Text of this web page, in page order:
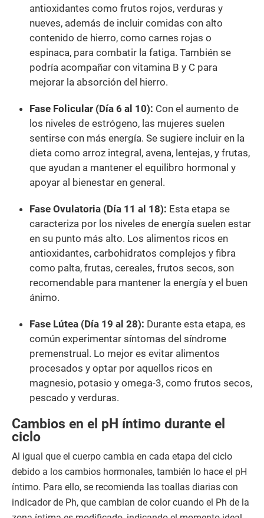
antioxidantes como frutos rojos, verduras y
nueves, además de incluir comidas con alto
contenido de hierro, como carnes rojas o
espinaca, para combatir la fatiga. También se
podría acompañar con vitamina B y C para
mejorar la absorción del hierro.
Fase Folicular (Día 6 al 10): Con el aumento de
los niveles de estrógeno, las mujeres suelen
sentirse con más energía. Se sugiere incluir en la
dieta como arroz integral, avena, lentejas, y frutas,
que ayudan a mantener el equilibro hormonal y
apoyar al bienestar en general.
Fase Ovulatoria (Día 11 al 18): Esta etapa se
caracteriza por los niveles de energía suelen estar
en su punto más alto. Los alimentos ricos en
antioxidantes, carbohidratos complejos y fibra
como palta, frutas, cereales, frutos secos, son
recomendable para mantener la energía y el buen
ánimo.
Fase Lútea (Día 19 al 28): Durante esta etapa, es
común experimentar síntomas del síndrome
premenstrual. Lo mejor es evitar alimentos
procesados y optar por aquellos ricos en
magnesio, potasio y omega-3, como frutos secos,
pescado y verduras.
Cambios en el pH íntimo durante el
ciclo
Al igual que el cuerpo cambia en cada etapa del ciclo
debido a los cambios hormonales, también lo hace el pH
íntimo. Para ello, se recomienda las toallas diarias con
indicador de Ph, que cambian de color cuando el Ph de la